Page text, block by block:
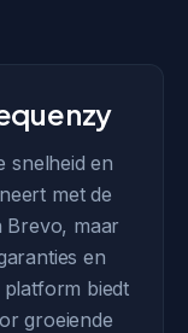
snelheid en
met de
Brevo, maar
en
biedt
groeiende